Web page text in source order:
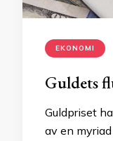
EKONOMI
Guldets
Guldpriset
av en